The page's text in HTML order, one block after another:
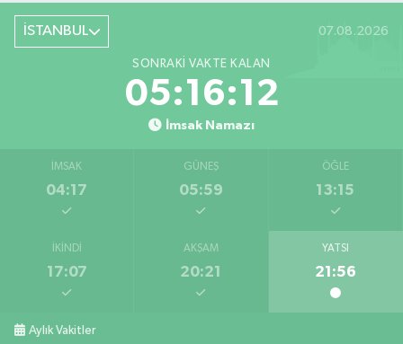
İSTANBUL 07.08.2026
SONRAKI VAKTE KALAN
05:16:12
İmsak Namazı
İMSAK
04:17
GÜNEŞ
05:59
ÖĞLE
13:15
İKINDI
17:07
AKŞAM
20:21
YATSI
21:56
Aylık Vakitler